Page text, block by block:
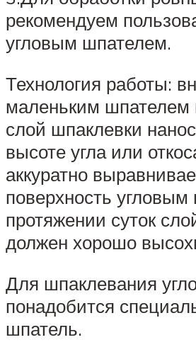
рекомендуем
угловым шпателем.
Технология работы:
маленьким шпателем
слой шпаклевки
высоте угла или
аккуратно
поверхность
протяжении суток
должен хорошо
Для шпаклевания
понадобится
шпатель.